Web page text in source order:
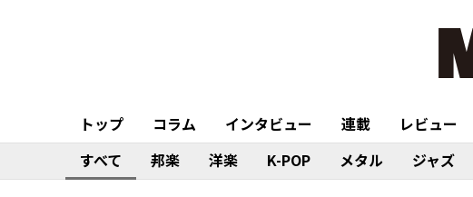
トップ コラム インタビュー 連載 レビュー
すべて
邦楽 洋楽 K-POP メタル ジャズ